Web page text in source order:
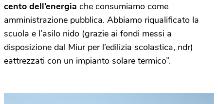
cento dell’energia che consumiamo come
amministrazione pubblica. Abbiamo riqualificato la
scuola e l’asilo nido (grazie ai fondi messi a
disposizione dal Miur per l’edilizia scolastica, ndr)
eattrezzati con un impianto solare termico”.